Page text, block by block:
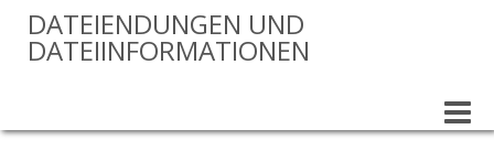
DATEIENDUNGEN UND
DATEIINFORMATIONEN
Toggle